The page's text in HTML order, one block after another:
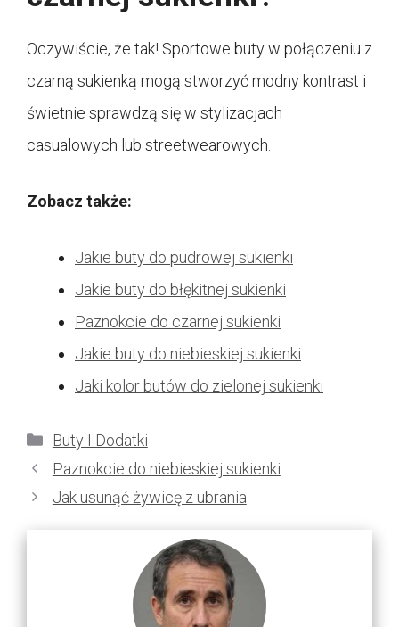
Oczywiście, że tak! Sportowe buty w połączeniu z
czarną sukienką mogą stworzyć modny kontrast i
świetnie sprawdzą się w stylizacjach
casualowych lub streetwearowych.
Zobacz także:
Jakie buty do pudrowej sukienki
Jakie buty do błękitnej sukienki
Paznokcie do czarnej sukienki
Jakie buty do niebieskiej sukienki
Jaki kolor butów do zielonej sukienki
Kategorie
Buty I Dodatki
Paznokcie do niebieskiej sukienki
Jak usunąć żywicę z ubrania